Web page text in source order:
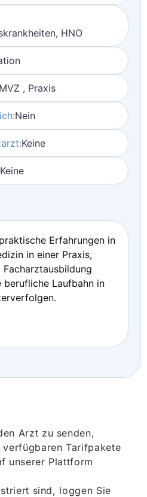
HNO
, Praxis
Nein
Keine
Keine
Erfahrungen in
in einer Praxis,
berufliche Laufbahn in
Arzt zu senden,
verfügbaren Tarifpakete
unserer Plattform
sind, loggen Sie